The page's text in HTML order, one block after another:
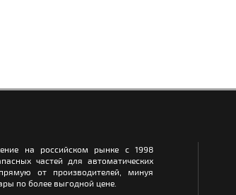
на российском рынке с 1998
частей для автоматических
от производителей, минуя
по более выгодной цене.